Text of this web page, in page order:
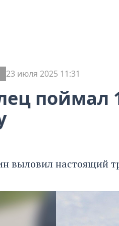
23 июля 2025 11:31
поймал
выловил настоящий